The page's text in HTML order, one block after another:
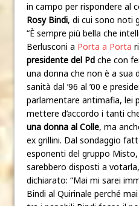
in campo per rispondere al
Rosy Bindi, di cui sono noti
“È sempre più bella che
Berlusconi a Porta a Porta
presidente del Pd che con
una donna che non è a sua
sanità dal ’96 al ’00 e
parlamentare antimafia, lei
mettere d’accordo i tanti
una donna al Colle, ma
ex grillini. Dal sondaggio
esponenti del gruppo
sarebbero disposti a
dichiarato: “Mai mi sarei
Bindi al Quirinale perché